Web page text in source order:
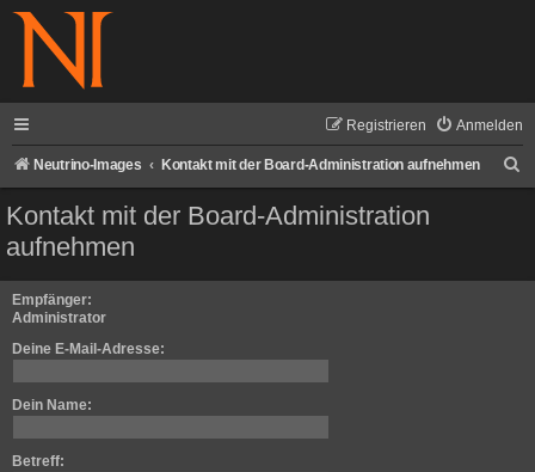
Anmelden
Registrieren
Neutrino-Images Kontakt mit der Board-Administration aufnehmen
Kontakt mit der Board-Administration
aufnehmen
Empfänger:
Administrator
Deine E-Mail-Adresse:
Dein Name:
Betreff: